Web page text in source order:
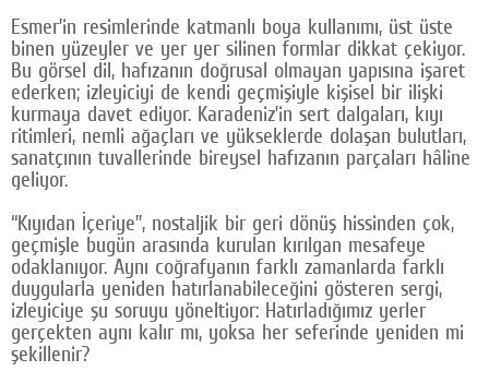
Esmer’in resimlerinde katmanlı boya kullanımı, üst üste
binen yüzeyler ve yer yer silinen formlar dikkat çekiyor.
Bu görsel dil, hafızanın doğrusal olmayan yapısına işaret
ederken; izleyiciyi de kendi geçmişiyle kişisel bir ilişki
kurmaya davet ediyor. Karadeniz’in sert dalgaları, kıyı
ritimleri, nemli ağaçları ve yükseklerde dolaşan bulutları,
sanatçının tuvallerinde bireysel hafızanın parçaları hâline
geliyor.
“Kıyıdan İçeriye”, nostaljik bir geri dönüş hissinden çok,
geçmişle bugün arasında kurulan kırılgan mesafeye
odaklanıyor. Aynı coğrafyanın farklı zamanlarda farklı
duygularla yeniden hatırlanabileceğini gösteren sergi,
izleyiciye şu soruyu yöneltiyor: Hatırladığımız yerler
gerçekten aynı kalır mı, yoksa her seferinde yeniden mi
şekillenir?